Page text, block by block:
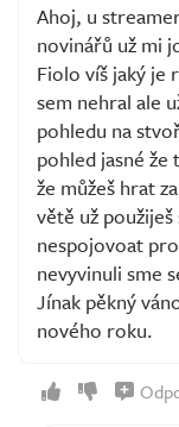
Ahoj, u
novinářů už mi
Fiolo víš jaký je
sem nehral ale
pohledu na
pohled jasné že
že můžeš hrat
větě už
nespojovoat
nevyvinuli sme
Jínak pěkný
nového roku.